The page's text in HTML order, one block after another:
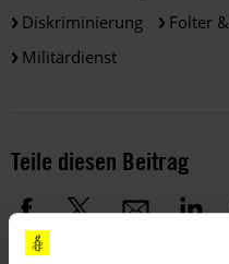
Diskriminierung
Folter
Militärdienst
Teile diesen Beitrag
BLEIB